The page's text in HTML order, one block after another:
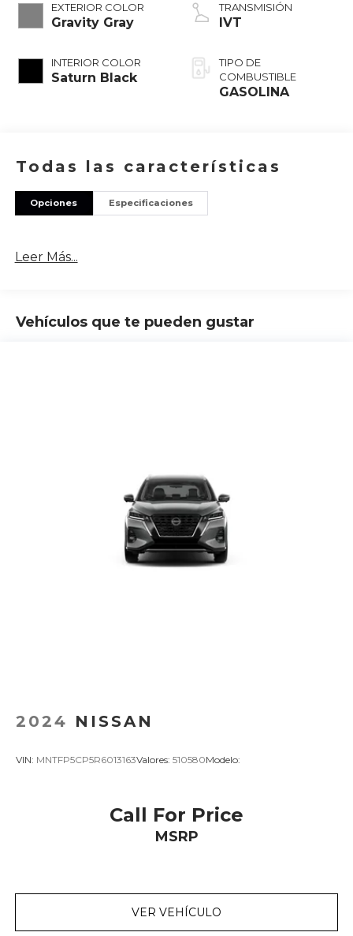
EXTERIOR COLOR
Gravity Gray
INTERIOR COLOR
Saturn Black
TRANSMISIÓN
IVT
TIPO DE
COMBUSTIBLE
GASOLINA
Todas las características
Opciones Especificaciones
Leer Más...
Vehículos que te pueden gustar
2024 NISSAN
VIN: MNTFP5CP5R6013163Valores: 510580Modelo:
Call For Price
MSRP
VER VEHÍCULO